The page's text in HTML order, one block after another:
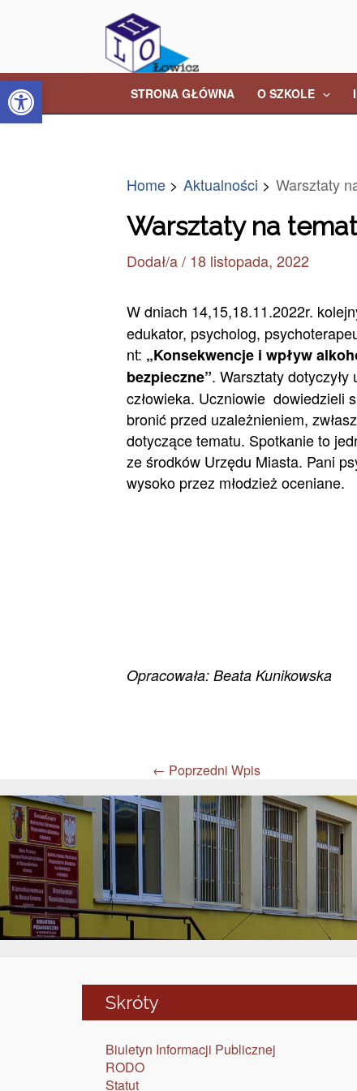
Open toolbarSTRONA GŁÓWNA O SZKOLE
Home Aktualności Warsztaty
Warsztaty na
Dodał/a/ 18 listopada, 2022
W dniach 14,15,18.11.2022r.
edukator, psycholog,
nt: „Konsekwencje i wpływ
bezpieczne”. Warsztaty
człowieka. Uczniowie dowiedzieli
bronić przed uzależnieniem,
dotyczące tematu. Spotkanie to
ze środków Urzędu Miasta. Pani
wysoko przez młodzież oceniane.
Opracowała: Beata Kunikowska
Post
navigation
← Poprzedni Wpis
I
Skróty
Biuletyn Informacji Publicznej
RODO
Statut